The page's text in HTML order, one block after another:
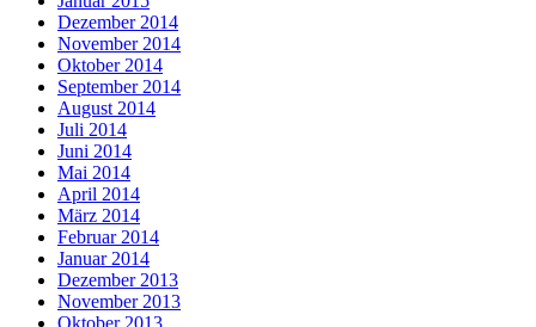
Dezember 2014
November 2014
Oktober 2014
September 2014
August 2014
Juli 2014
Juni 2014
Mai 2014
April 2014
März 2014
Februar 2014
Januar 2014
Dezember 2013
November 2013